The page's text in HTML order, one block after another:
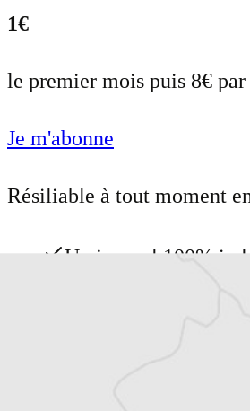
1€
le premier mois puis 8€
Je m'abonne
Résiliable à tout moment
Un journal 100%